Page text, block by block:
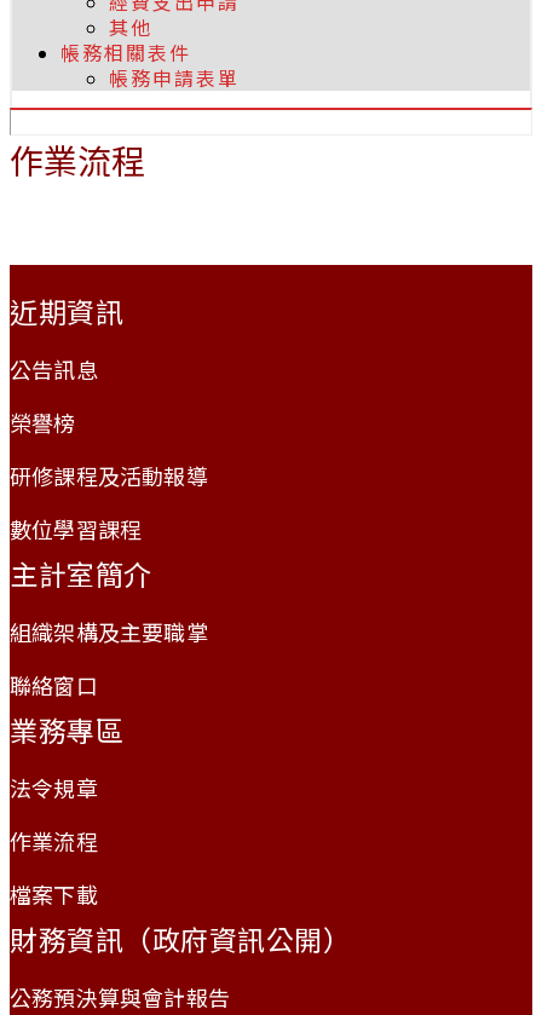
其他
帳務相關表件
帳務申請表單
作業流程
近期資訊
公告訊息
榮譽榜
研修課程及活動報導
數位學習課程
主計室簡介
組織架構及主要職掌
聯絡窗口
業務專區
法令規章
作業流程
檔案下載
財務資訊（政府資訊公開）
公務預決算與會計報告